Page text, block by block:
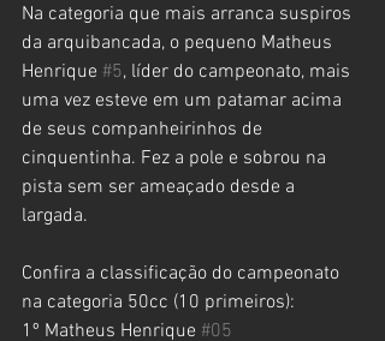
Na categoria que mais arranca suspiros
da arquibancada, o pequeno Matheus
Henrique #5, líder do campeonato, mais
uma vez esteve em um patamar acima
de seus companheirinhos de
cinquentinha. Fez a pole e sobrou na
pista sem ser ameaçado desde a
largada.
Confira a classificação do campeonato
na categoria 50cc (10 primeiros):
1º Matheus Henrique #05